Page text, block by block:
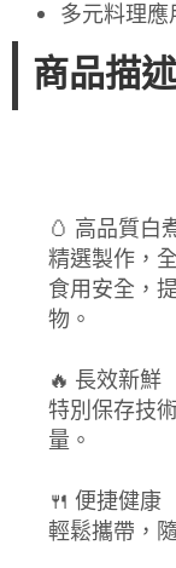
多元料理應
商品描述
🥚 高品質白
精選製作，
食用安全，
物。
🔥 長效新鮮
特別保存技
量。
🍴 便捷健康
輕鬆攜帶，